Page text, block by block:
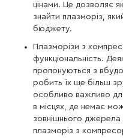
цінами. Це дозволяє
знайти плазморіз,
бюджету.
Плазморізи з
функціональність.
пропонуються з
робить їх ще більш
особливо важливо
в місцях, де немає
зовнішнього джерела
плазморіз з